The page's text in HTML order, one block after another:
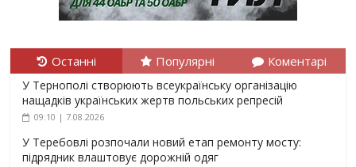
Останні Популярні Коментарі
У Тернополі створюють всеукраїнську організацію
нащадків українських жертв польських репресій
09:10 | 7.08.2026
У Теребовлі розпочали новий етап ремонту мосту:
підрядник влаштовує дорожній одяг